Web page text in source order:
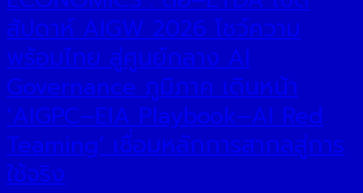
สัปดาห์ AIGW 2026 โชว์ความ
พร้อมไทย สู่ศูนย์กลาง AI
Governance ภูมิภาค เดินหน้า
‘AIGPC–EIA Playbook–AI Red
Teaming’ เชื่อมหลักการสากลสู่การ
ใช้จริง